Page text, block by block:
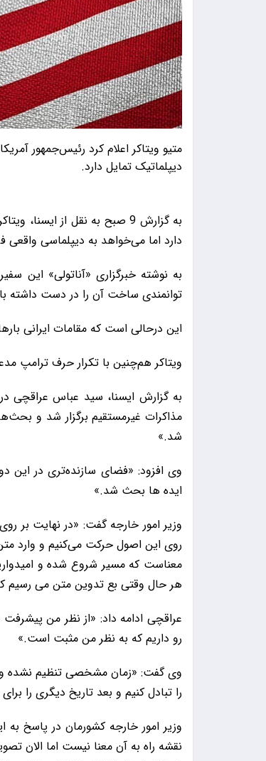
متیو ویتاکر اعلام کرد رئیس‌جمهور
دیپلماتیک تمایل دارد.
به گزارش 9 صبح به نقل از
دارد اما می‌خواهد به دیپلماسی
به نوشته خبرگزاری «آناتولی» این
توانمندی ساخت آن را در دست داشته
این درحالی است که مقامات ایرانی
ویتاکر هم‌چنین با تکرار حرف ترامپ
به گزارش ایسنا،‌ سید عباس عراقچی
مذاکرات غیرمستقیم برگزار شد و
شد.»
وی افزود: «فضای سازنده‌تری در
ایده ها بحث شد.»
وزیر امور خارجه گفت: «در نهایت بر
روی این اصول حرکت می‌کنیم و وارد
معناست که مسیر شروع شده و
هر حال وقتی بع تدوین متن می رسیم
عراقچی ادامه داد: «از نظر من
رو داریم که به نظر من مثبت است.»
وی گفت: «زمان مشخصی تنظیم نشده و
را تبادل کنیم و بعد تاریخ دیگری را
وزیر امور خارجه کشورمان در پاسخ
نقشه راه به آن معنا نیست اما الان